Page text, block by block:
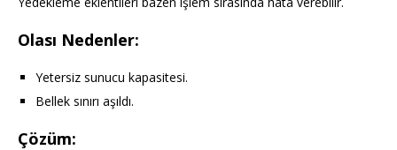
Olası Nedenler:
Yetersiz sunucu kapasitesi.
Bellek sınırı aşıldı.
Çözüm: